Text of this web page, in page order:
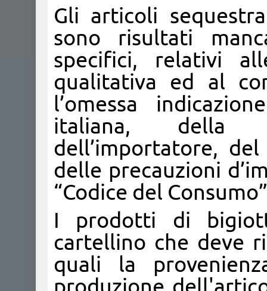
Gli articoli
sono risultati
specifici, relativi
qualitativa ed al
l’omessa
italiana, della
dell’importatore,
delle precauzioni
“Codice del
I prodotti di
cartellino che deve
quali la
produzione